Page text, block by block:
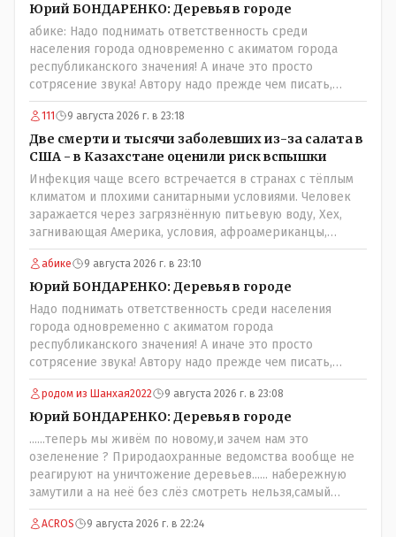
Юрий БОНДАРЕНКО: Деревья в городе
абике: Надо поднимать ответственность среди
населения города одновременно с акиматом города
республиканского значения! А иначе это просто
сотрясение звука! Автору надо прежде чем писать,
необходимо самому обратиться в ЖКХ акимата и
разобраться прежде чем своей статьей провоцировать
население города!Согласен всецело!
111 9 августа 2026 г. в 23:18
Две смерти и тысячи заболевших из-за салата в
США - в Казахстане оценили риск вспышки
Инфекция чаще всего встречается в странах с тёплым
климатом и плохими санитарными условиями. Человек
заражается через загрязнённую питьевую воду, Хех,
загнивающая Америка, условия, афроамериканцы,
грязная вода, отсутствие страховок, нечистоплотные
мигранты и прочее.. Лучше России и Казахстана жить
негде..
абике 9 августа 2026 г. в 23:10
Юрий БОНДАРЕНКО: Деревья в городе
Надо поднимать ответственность среди населения
города одновременно с акиматом города
республиканского значения! А иначе это просто
сотрясение звука! Автору надо прежде чем писать,
необходимо самому обратиться в ЖКХ акимата и
разобраться прежде чем своей статьей провоцировать
население города!
родом из Шанхая2022 9 августа 2026 г. в 23:08
Юрий БОНДАРЕНКО: Деревья в городе
......теперь мы живём по новому,и зачем нам это
озеленение ? Природаохранные ведомства вообще не
реагируют на уничтожение деревьев...... набережную
замутили а на неё без слёз смотреть нельзя,самый
наивысший уровень рукопопства наших
строителей"специалистов",как исторические здания
ACROS 9 августа 2026 г. в 22:24